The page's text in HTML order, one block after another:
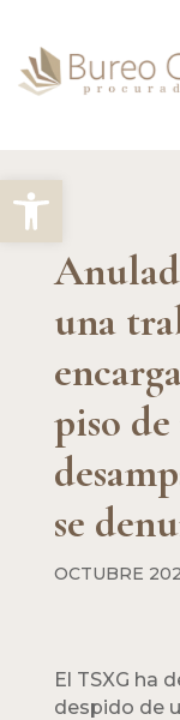
Abrir barra de
una
piso
se
OCTUBRE
El TSXG ha
despido de